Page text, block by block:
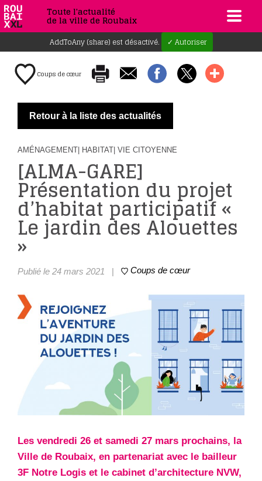
Toute l'actualité
de la ville de Roubaix
AddToAny (share) est désactivé. ✓ Autoriser
Coups de cœur
Retour à la liste des actualités
AMÉNAGEMENT | HABITAT | VIE CITOYENNE
[ALMA-GARE]
Présentation du projet
d’habitat participatif «
Le jardin des Alouettes
»
Publié le 24 mars 2021 | Coups de cœur
Les vendredi 26 et samedi 27 mars prochains, la
Ville de Roubaix, en partenariat avec le bailleur
3F Notre Logis et le cabinet d’architecture NVW,